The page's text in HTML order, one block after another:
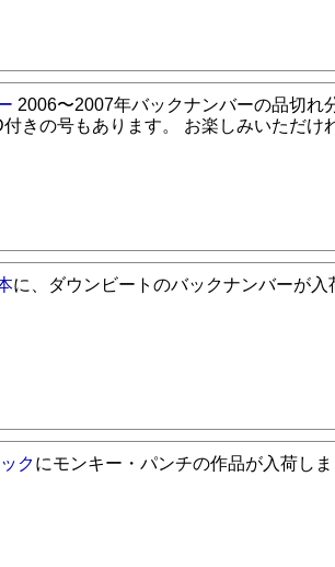
2006〜2007年バックナンバーの品切れ
きの号もあります。 お楽しみいただけ
に、ダウンビートのバックナンバーが入
クにモンキー・パンチの作品が入荷しま